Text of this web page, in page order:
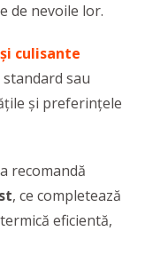
de nevoile lor.
culisante
sau
și preferințele
recomandă
, ce completează
eficientă,